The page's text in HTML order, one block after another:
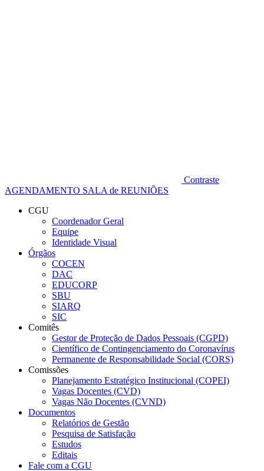
Contraste
AGENDAMENTO SALA de REUNIÕES
CGU
Coordenador Geral
Equipe
Identidade Visual
Órgãos
COCEN
DAC
EDUCORP
SBU
SIARQ
SIC
Comitês
Gestor de Proteção de Dados Pessoais (CGPD)
Científico de Contingenciamento do Coronavírus
Permanente de Responsabilidade Social (CORS)
Comissões
Planejamento Estratégico Institucional (COPEI)
Vagas Docentes (CVD)
Vagas Não Docentes (CVND)
Documentos
Relatórios de Gestão
Pesquisa de Satisfação
Estudos
Editais
Fale com a CGU